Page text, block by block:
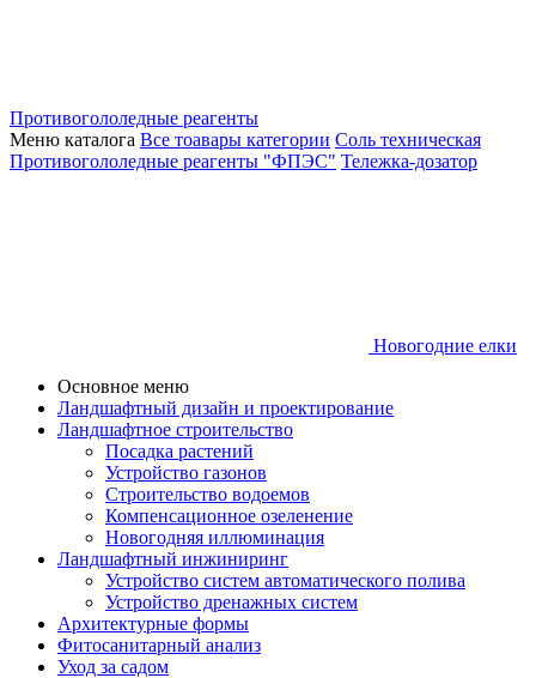
Противогололедные реагенты
Меню каталога Все тоавары категории Соль техническая
Противогололедные реагенты "ФПЭС" Тележка-дозатор
Новогодние елки
Основное меню
Ландшафтный дизайн и проектирование
Ландшафтное строительство
Посадка растений
Устройство газонов
Строительство водоемов
Компенсационное озеленение
Новогодняя иллюминация
Ландшафтный инжиниринг
Устройство систем автоматического полива
Устройство дренажных систем
Aрхитектурные формы
Фитосанитарный анализ
Уход за садом